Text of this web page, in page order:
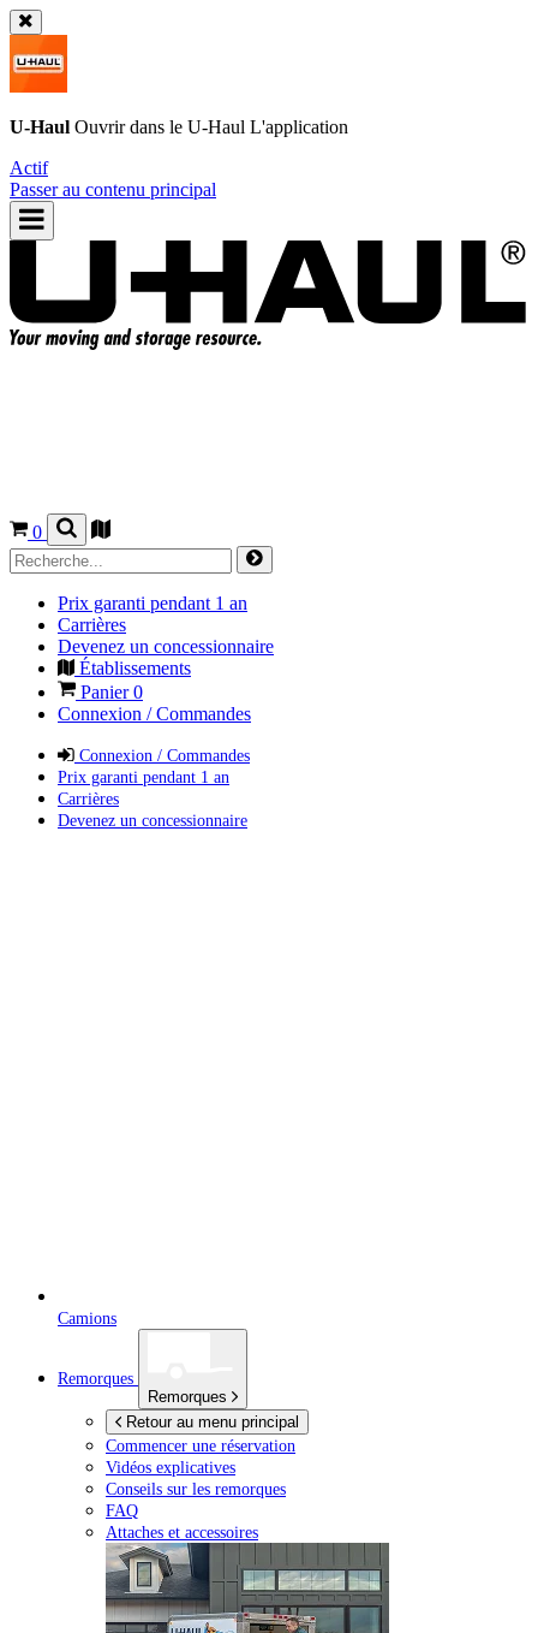
U-Haul Ouvrir dans le U-Haul L'application
Actif
Passer au contenu principal
0
Prix garanti pendant 1 an
Carrières
Devenez un concessionnaire
Établissements
Panier0
Connexion / Commandes
Connexion / Commandes
Prix garanti pendant 1 an
Carrières
Devenez un concessionnaire
Camions
Remorques
Remorques
Retour au menu principal
Commencer une réservation
Vidéos explicatives
Conseils sur les remorques
FAQ
Attaches et accessoires